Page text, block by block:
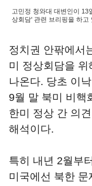
고민정 청와대 대변인이 13
상회담' 관련 브리핑을 하고
정치권 안팎에서
미 정상회담을
나온다. 당초 이
9월 말 북미 비핵
한미 정상 간 의
해석이다.
특히 내년 2월부
미국에선 북한 문